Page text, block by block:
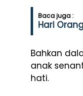
Baca juga :
Hari
Bahkan
anak
hati.